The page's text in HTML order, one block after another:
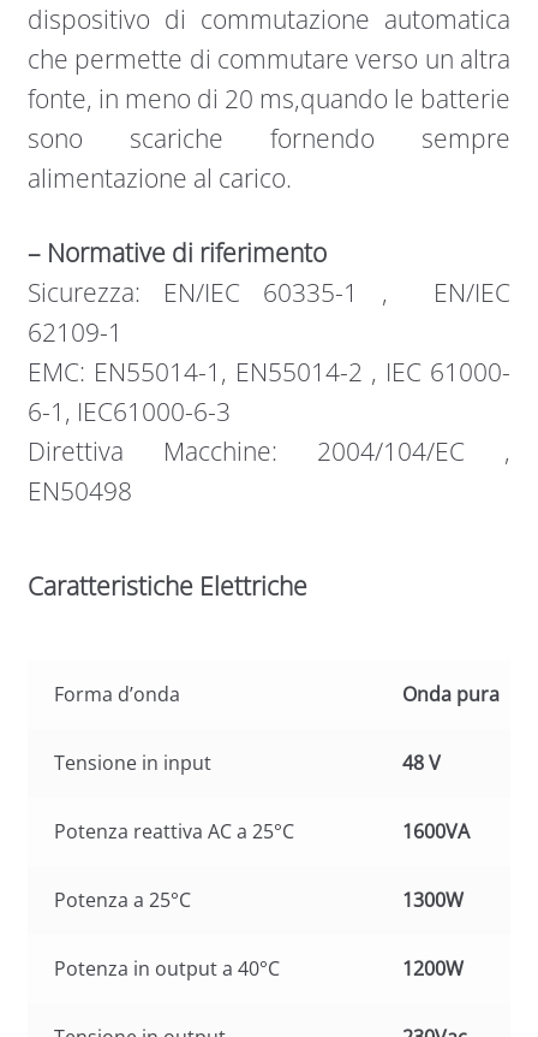
dispositivo di commutazione automatica
che permette di commutare verso un altra
fonte, in meno di 20 ms,quando le batterie
sono scariche fornendo sempre
alimentazione al carico.
– Normative di riferimento
Sicurezza: EN/IEC 60335-1 , EN/IEC
62109-1
EMC: EN55014-1, EN55014-2 , IEC 61000-
6-1, IEC61000-6-3
Direttiva Macchine: 2004/104/EC ,
EN50498
Caratteristiche Elettriche
Forma d’onda Onda pura
Tensione in input 48 V
Potenza reattiva AC a 25°C 1600VA
Potenza a 25°C 1300W
Potenza in output a 40°C 1200W